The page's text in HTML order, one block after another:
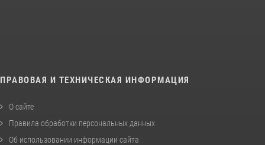
ПРАВОВАЯ И ТЕХНИЧЕСКАЯ ИНФОРМАЦИЯ
О сайте
Правила обработки персональных данных
Об использовании информации сайта